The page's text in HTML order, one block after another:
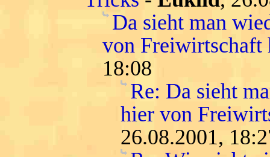
Da sieht man
von Freiwirtschaft
18:08
Re: Da sieht
hier von
26.08.2001,